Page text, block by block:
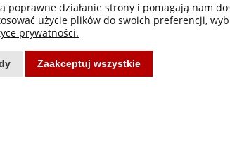
działanie strony i pomagają nam
użycie plików do swoich preferencji,
prywatności.
Zaakceptuj wszystkie